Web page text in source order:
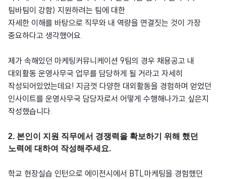
팀바팀이 강함) 지원하려는 팀에 대한
자세한 이해를 바탕으로 직무와 내 역량을 연결짓는 것이 가장
중요하다고 생각했어요.
제가 속해있던 마케팅커뮤니케이션 9팀의 경우 채용공고 내
대외활동 운영사무국 업무를 담당하게 될 거라고 자세히
작성되어있었는데요! 지금껏 다양한 대외활동을 경험하며 얻었던
인사이트를 운영사무국 담당자로서 어떻게 수행해나가고 싶은지
작성했습니다.
2. 본인이 지원 직무에서 경쟁력을 확보하기 위해 했던
노력에 대하여 작성해주세요.
학교 현장실습 인턴으로 에이전시에서 BTL마케팅을 경험했던